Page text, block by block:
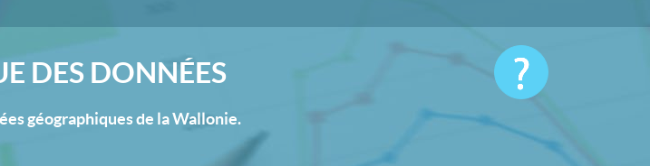
DES DONNÉES
géographiques de la Wallonie.